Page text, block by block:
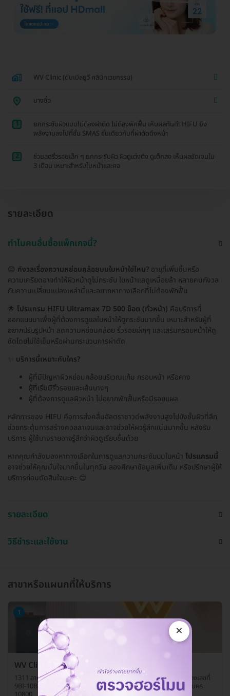
WV Clinic (ดับเบิลยูวี คลินิกเวชกรรม)
บางซื่อ
1
ยกกระชับผิวแบบไม่ต้องผ่าตัด ไม่ต้องพักฟื้น เห็นผลทันที! HIFU ยิง
พลังงานลงไปที่ชั้น SMAS ชั้นเดียวกับที่ผ่าตัดดึงหน้า
2
ช่วยลดริ้วรอยเล็ก ๆ ยกกระชับผิว ผิวดูเต่งตึง ดูเด็กลง เห็นผลชัดเจนใน
3 เดือน เหมาะสำหรับใบหน้าและคอ
รายละเอียด
ทำไมคนอื่นซื้อแพ็กเกจนี้?
😊 กังวลเรื่องความหย่อนคล้อยบนใบหน้าใช่ไหม? อายุที่เพิ่มขึ้นหรือ
ความเครียดอาจทำให้ผิวหน้าดูไม่กระชับ ใบหน้าแลดูเหนื่อยล้า หลายคนกังวล
กับความเปลี่ยนแปลงเหล่านี้และอยากหาทางเลือกที่ไม่ต้องพักฟื้น
🌟 โปรแกรม HIFU Ultramax 7D 500 ช็อต (ทั่วหน้า) คือบริการที่
ออกแบบมาเพื่อผู้ที่ต้องการดูแลใบหน้าให้ดูกระชับมากขึ้น เหมาะสำหรับผู้ที่
อยากปรับรูปหน้า ลดความหย่อนคล้อย ริ้วรอยเล็กๆ และเสริมกรอบหน้าให้ดู
ชัดโดยไม่ใช้เข็มหรือผ่านกระบวนการผ่าตัด
บริการนี้เหมาะกับใคร?
ผู้ที่มีปัญหาผิวหย่อนคล้อยบริเวณแก้ม กรอบหน้า หรือคาง
ผู้ที่เริ่มมีริ้วรอยและเส้นบางๆ
ผู้ที่ต้องการดูแลผิวหน้า ไม่อยากพักฟื้นหรือมีรอยแผล
หลักการของ HIFU คือการส่งคลื่นอัลตราซาวด์พลังงานสูงไปยังชั้นผิวที่ลึก
ช่วยกระตุ้นการสร้างคอลลาเจนและอาจช่วยให้ผิวรู้สึกแน่นมากขึ้น หลังรับ
บริการ ผู้ใช้บางรายอาจรู้สึกว่าผิวดูเรียบขึ้นด้วย
หากคุณกำลังมองหาทางเลือกในการดูแลความกระชับบนใบหน้า โปรแกรมนี้
อาจช่วยให้คุณมั่นใจมากขึ้นในทุกวัน ลองศึกษาข้อมูลเพิ่มเติม หรือปรึกษาผู้ให้
บริการก่อนตัดสินใจนะคะ 😊
รายละเอียด
วิธีชำระและใช้งาน
สาขาหรือแผนกที่ให้บริการ
1
WV Clinic (ดับเบิลยูวี คลินิกเวชกรรม)
1311 อาคารโครงการ White Mall สำนักงานปลัดกระทรวงกลาโหม ห้องเลขที่
9BI-10BI ถ. ประชาราษฎร์สาย 1 แขวงบางซื่อ เขตบางซื่อ กรุงเทพมหานคร
×